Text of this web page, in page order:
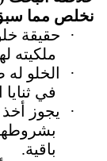
نخلص مما
·
حقيقة
ملكيته
·
الخلو له
في
·
يجوز
بشروطها
باقية.